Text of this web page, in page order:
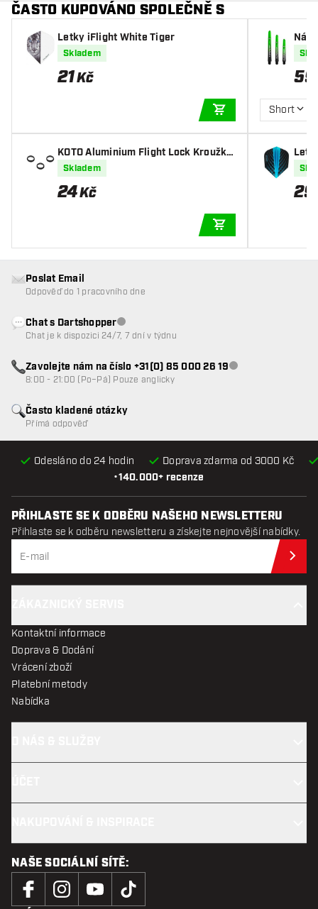
ČASTO KUPOVÁNO SPOLEČNĚ S
Letky iFlight White Tiger
Skladem
21Kč
PŘIDAT DO KOŠÍKU
KOTO Aluminium Flight Lock Kroužky
Black
Skladem
24Kč
reen
59
Short
29
•140.000+ recenze
Odesláno do 24 hodin Doprava zdarma od 3000 Kč
Často kladené otázky
Přímá odpověď
Poslat Email
Odpověď do 1 pracovního dne
Chat s DartshopperZákaznický servis nedostupný
Chat je k dispozici 24/7, 7 dní v týdnu
Zavolejte nám na číslo +31(0) 85 000 26 19Zákaznický servis
8:00 - 21:00 (Po–Pá) Pouze anglicky
PŘIHLASTE SE K ODBĚRU NAŠEHO NEWSLETTERU
Přihlaste se k odběru newsletteru a získejte nejnovější nabídky.
Kontaktní informace
Doprava & Dodání
Vrácení zboží
Platební metody
Nabídka
NAŠE SOCIÁLNÍ SÍTĚ: